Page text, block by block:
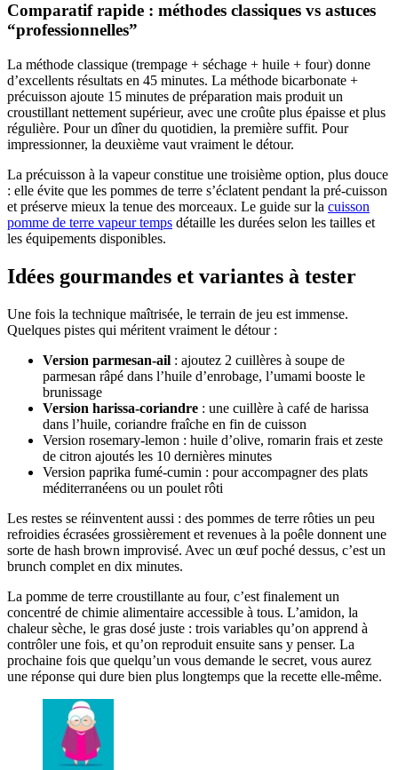
Comparatif rapide : méthodes classiques vs astuces
“professionnelles”
La méthode classique (trempage + séchage + huile + four) donne
d’excellents résultats en 45 minutes. La méthode bicarbonate +
précuisson ajoute 15 minutes de préparation mais produit un
croustillant nettement supérieur, avec une croûte plus épaisse et plus
régulière. Pour un dîner du quotidien, la première suffit. Pour
impressionner, la deuxième vaut vraiment le détour.
La précuisson à la vapeur constitue une troisième option, plus douce
: elle évite que les pommes de terre s’éclatent pendant la pré-cuisson
et préserve mieux la tenue des morceaux. Le guide sur la cuisson
pomme de terre vapeur temps détaille les durées selon les tailles et
les équipements disponibles.
Idées gourmandes et variantes à tester
Une fois la technique maîtrisée, le terrain de jeu est immense.
Quelques pistes qui méritent vraiment le détour :
Version parmesan-ail : ajoutez 2 cuillères à soupe de
parmesan râpé dans l’huile d’enrobage, l’umami booste le
brunissage
Version harissa-coriandre : une cuillère à café de harissa
dans l’huile, coriandre fraîche en fin de cuisson
Version rosemary-lemon : huile d’olive, romarin frais et zeste
de citron ajoutés les 10 dernières minutes
Version paprika fumé-cumin : pour accompagner des plats
méditerranéens ou un poulet rôti
Les restes se réinventent aussi : des pommes de terre rôties un peu
refroidies écrasées grossièrement et revenues à la poêle donnent une
sorte de hash brown improvisé. Avec un œuf poché dessus, c’est un
brunch complet en dix minutes.
La pomme de terre croustillante au four, c’est finalement un
concentré de chimie alimentaire accessible à tous. L’amidon, la
chaleur sèche, le gras dosé juste : trois variables qu’on apprend à
contrôler une fois, et qu’on reproduit ensuite sans y penser. La
prochaine fois que quelqu’un vous demande le secret, vous aurez
une réponse qui dure bien plus longtemps que la recette elle-même.